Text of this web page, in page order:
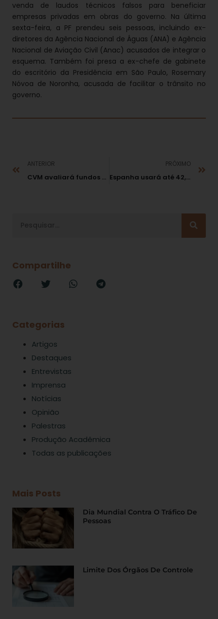
venda de laudos técnicos falsos para beneficiar
empresas privadas em obras do governo. Na última
sexta-feira, a PF prendeu seis pessoas, incluindo ex-
diretores da Agência Nacional de Águas (ANA) e Agência
Nacional de Aviação Civil (Anac) acusados de integrar o
esquema. Também foi presa a ex-chefe de gabinete
do escritório da Presidência em São Paulo, Rosemary
Nóvoa de Noronha, acusada de facilitar o trânsito no
governo.
ANTERIOR
CVM avaliará fundos com lastro em índices de mercado
PRÓXIMO
Espanha usará até 42,5 bilhões de euros de fundos da UE para bancos
Compartilhe
Categorias
Artigos
Destaques
Entrevistas
Imprensa
Notícias
Opinião
Palestras
Produção Acadêmica
Todas as publicações
Mais Posts
Dia Mundial Contra O Tráfico De
Pessoas
Limite Dos Órgãos De Controle